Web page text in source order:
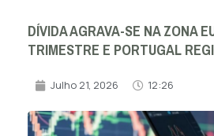
DÍVIDA AGRAVA-SE NA ZONA
TRIMESTRE E PORTUGAL
Julho 21, 2026 12:26